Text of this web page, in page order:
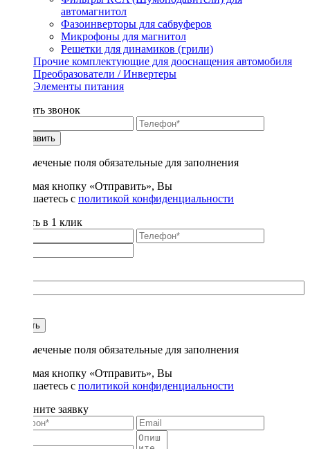
автомагнитол
Фазоинверторы для сабвуферов
Микрофоны для магнитол
Решетки для динамиков (грили)
Прочие комплектующие для дооснащения автомобиля
Преобразователи / Инвертеры
Элементы питания
Заказать звонок
Отправить
* - отмеченые поля обязательные для заполнения
Нажимая кнопку «Отправить», Вы
соглашаетесь с политикой конфиденциальности
Купить в 1 клик
Купить
* - отмеченые поля обязательные для заполнения
Нажимая кнопку «Отправить», Вы
соглашаетесь с политикой конфиденциальности
Заполните заявку